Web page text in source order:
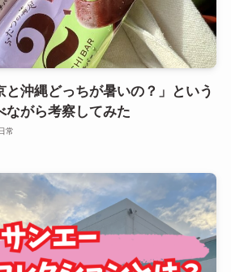
と沖縄どっちが暑いの？」という
ながら考察してみた
常